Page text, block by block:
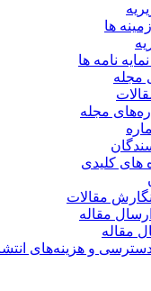
ها
نامه ها
مجله
کلیدی
مقالات
مقاله
و هزینه‌های انتشار